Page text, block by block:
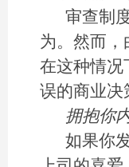
审查制
为。然而
在这种情况
误的商业
拥抱你
如果你